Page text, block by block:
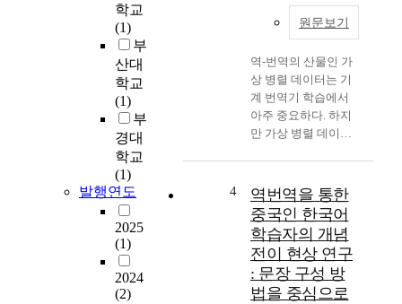
학교
(1)
부
산대
학교
(1)
부
경대
학교
(1)
발행연도
2025
(1)
2024
(2)
원문보기
역-번역의 산물인 가
상 병렬 데이터는 기
계 번역기 학습에서
아주 중요하다. 하지
만 가상 병렬 데이터
여전히 큰 차이가 있
다. 본 논문은 이러한
차이를 줄이기 위하
여 번역 적절성과 번
역 다양성에 초점을
맞추어 가상 병렬 데
이터를 분석하였다.
4
역번역을 통한
중국인 한국어
학습자의 개념
전이 현상 연구
: 문장 구성 방
법을 중심으로